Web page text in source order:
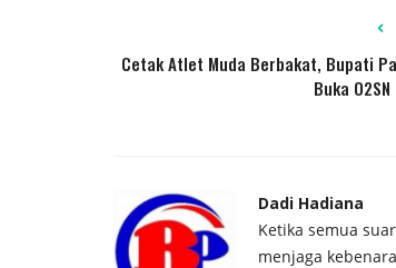
Cetak Atlet Muda Berbakat, Bupati
Buka
Dadi Hadiana
Ketika semua
menjaga